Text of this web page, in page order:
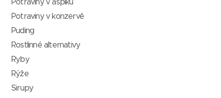
Potraviny v aspiku
Potraviny v konzervě
Puding
Rostlinné alternativy
Ryby
Rýže
Sirupy